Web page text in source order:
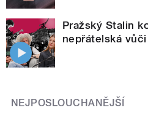
Pražský Stalin
nepřátelská
NEJPOSLOUCHANĚJŠÍ